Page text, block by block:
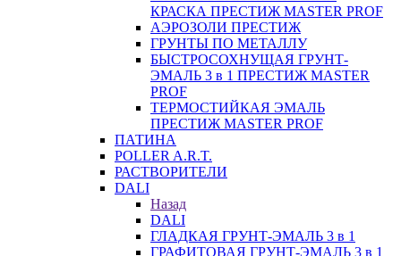
КРАСКА ПРЕСТИЖ MASTER PROF
АЭРОЗОЛИ ПРЕСТИЖ
ГРУНТЫ ПО МЕТАЛЛУ
БЫСТРОСОХНУЩАЯ ГРУНТ-
ЭМАЛЬ 3 в 1 ПРЕСТИЖ MASTER
PROF
ТЕРМОСТИЙКАЯ ЭМАЛЬ
ПРЕСТИЖ MASTER PROF
ПАТИНА
POLLER A.R.T.
РАСТВОРИТЕЛИ
DALI
Назад
DALI
ГЛАДКАЯ ГРУНТ-ЭМАЛЬ 3 в 1
ГРАФИТОВАЯ ГРУНТ-ЭМАЛЬ 3 в 1